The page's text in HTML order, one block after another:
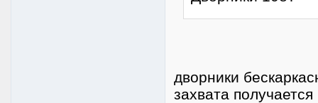
дворники
захвата